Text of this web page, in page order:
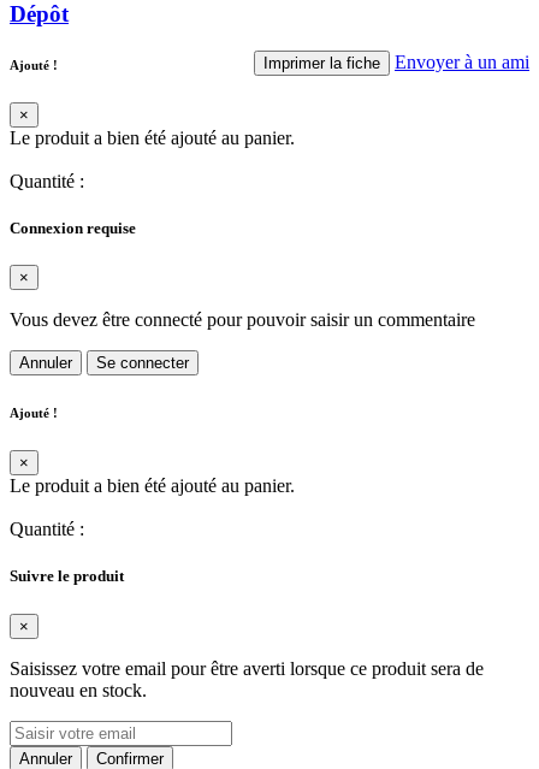
Dépôt
Imprimer la fiche Envoyer à un ami
Ajouté !
×
Le produit a bien été ajouté au panier.
Quantité :
Connexion requise
×
Vous devez être connecté pour pouvoir saisir un commentaire
Annuler Se connecter
Ajouté !
×
Le produit a bien été ajouté au panier.
Quantité :
Suivre le produit
×
Saisissez votre email pour être averti lorsque ce produit sera de
nouveau en stock.
Annuler Confirmer